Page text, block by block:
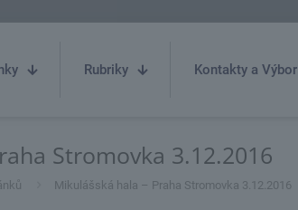
Rubriky Kontakty a
Stromovka 3.12.2016
Mikulášská hala – Praha Stromovka 3.12.2016